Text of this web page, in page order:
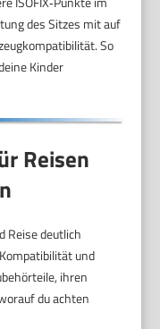
des Sitzes mit auf
So
Kinder
Reisen
Reise deutlich
und
ihren
du achten